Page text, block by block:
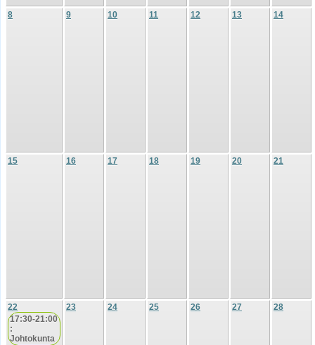
8 9 10 11 12 13 14
15 16 17 18 19 20 21
22
17:30-21:00
:
Johtokunta
23 24 25 26 27 28